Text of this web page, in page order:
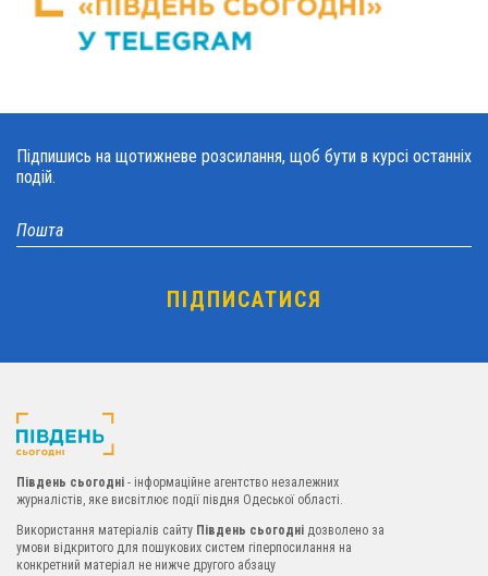
Підпишись на щотижневе розсилання, щоб бути в курсі останніх
подій.
Південь сьогодні - інформаційне агентство незалежних
журналістів, яке висвітлює події півдня Одеської області.
Використання матеріалів сайту Південь сьогодні дозволено за
умови відкритого для пошукових систем гіперпосилання на
конкретний матеріал не нижче другого абзацу